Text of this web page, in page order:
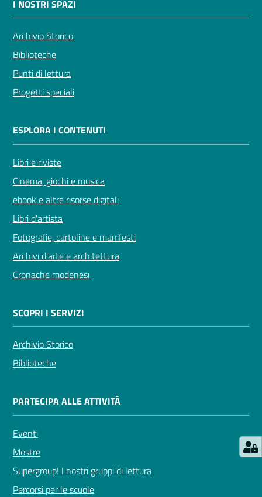
Novità
e
consigli
Avvisi
FAQ
Contatti
su
I NOSTRI SPAZI
Archivio Storico
Biblioteche
Punti di lettura
Progetti speciali
ESPLORA I CONTENUTI
Libri e riviste
Cinema, giochi e musica
ebook e altre risorse digitali
Libri d'artista
Fotografie, cartoline e manifesti
Archivi d'arte e architettura
Cronache modenesi
SCOPRI I SERVIZI
Archivio Storico
Biblioteche
PARTECIPA ALLE ATTIVITÀ
Eventi
Mostre
Supergroup! I nostri gruppi di lettura
Percorsi per le scuole